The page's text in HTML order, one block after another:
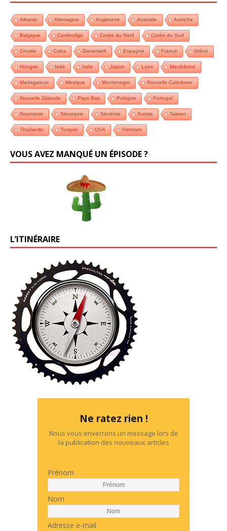
Albanie Allemagne Angleterre Australie Autriche
Belgique Cambodge Corée du Nord Corée du Sud
Croatie Cuba Danemark Espagne France Grèce
Hongrie Inde Italie Japon Laos Macédoine
Madagascar Mexique Montenegro Nouvelle Calédonie
Nouvelle Zélande Pays Bas Pologne Portugal
Roumanie Slovaquie Slovénie Suisse Taiwan
Thaïlande Turquie USA Vietnam
VOUS AVEZ MANQUÉ UN ÉPISODE ?
L’ITINÉRAIRE
Ne ratez rien !
Nous vous enverrons un message lors de
la publication des nouveaux articles
Prénom
Nom
Adresse e-mail